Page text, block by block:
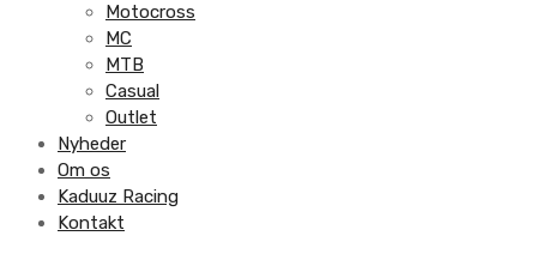
Motocross
MC
MTB
Casual
Outlet
Nyheder
Om os
Kaduuz Racing
Kontakt